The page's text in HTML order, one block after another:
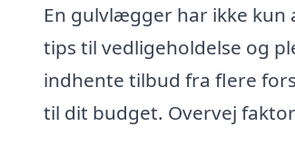
En gulvlægger har ikke
tips til vedligeholdelse og
indhente tilbud fra flere
til dit budget. Overvej